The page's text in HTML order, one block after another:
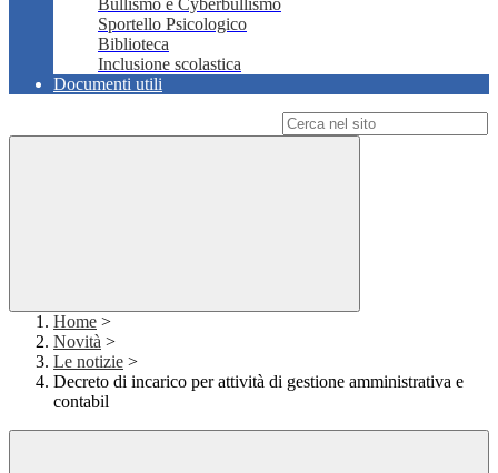
Bullismo e Cyberbullismo
Sportello Psicologico
Biblioteca
Inclusione scolastica
Documenti utili
Home >
Novità >
Le notizie >
Decreto di incarico per attività di gestione amministrativa e
contabil